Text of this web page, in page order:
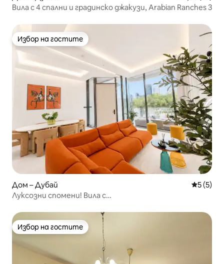
Вила с 4 спални и градинско джакузи, Arabian Ranches 3
Избор на гостите
Избор на гостите
Дом – Дубай Средна
5 (5)
Луксозни спомени! Вила с
Избор на гостите
Избор на гостите